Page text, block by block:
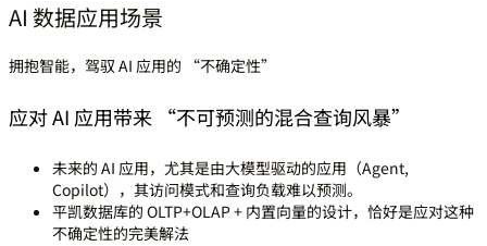
AI 数据应用场景
拥抱智能，驾驭 AI 应用的 “不确定性”
应对 AI 应用带来 “不可预测的混合查询风暴”
未来的 AI 应用，尤其是由大模型驱动的应用（Agent,
Copilot），其访问模式和查询负载难以预测。
平凯数据库的 OLTP+OLAP + 内置向量的设计，恰好是应对这种
不确定性的完美解法